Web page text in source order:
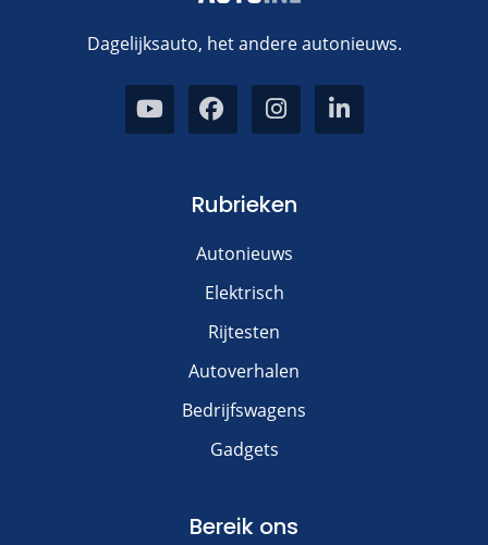
Dagelijksauto, het andere autonieuws.
Rubrieken
Autonieuws
Elektrisch
Rijtesten
Autoverhalen
Bedrijfswagens
Gadgets
Bereik ons